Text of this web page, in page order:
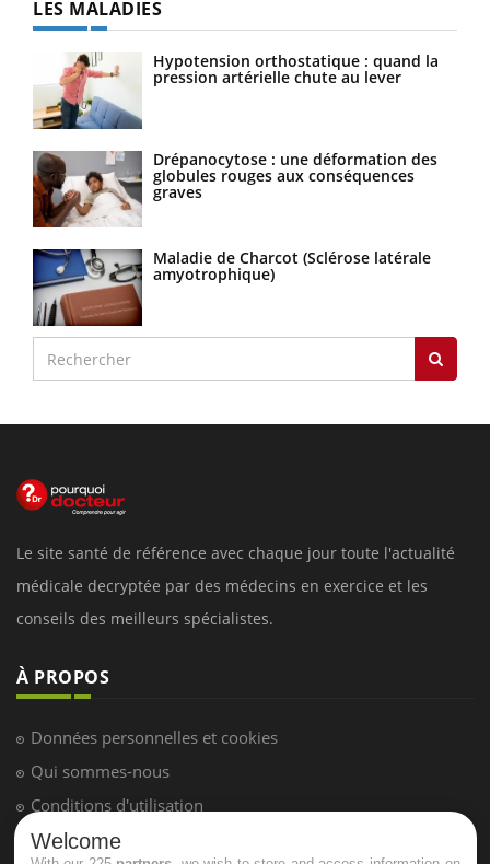
LES MALADIES
Hypotension orthostatique : quand la
pression artérielle chute au lever
Drépanocytose : une déformation des
globules rouges aux conséquences
graves
Maladie de Charcot (Sclérose latérale
amyotrophique)
Le site santé de référence avec chaque jour toute l'actualité
médicale decryptée par des médecins en exercice et les
conseils des meilleurs spécialistes.
À PROPOS
Données personnelles et cookies
Qui sommes-nous
Conditions d'utilisation
Plan du site
Welcome